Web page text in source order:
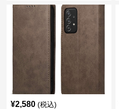
¥2,580 (税込)